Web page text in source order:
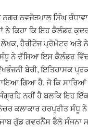
ਨਗਰ ਨਵਜੋਤਪਾਲ ਸਿੰਘ
ਨੇ ਕਿਹਾ ਕਿ ਇਹ ਕੈਲੰਡਰ
ਹੈਰੀਟੇਜ ਪ੍ਰੋਮੋਟਰ ਅਤੇ
ਨੇ ਦੱਸਿਆ ਇਸ ਕੈਲੰਡਰ ਵਿੱਚ
ਬੇਰੀ, ਇਤਿਹਾਸਕ
ਗਿਆ ਹੈ, ਜੋ ਕਿ
ਸੰਗ੍ਰਹਿ ਨਹੀਂ ਹੈ ਬਲਕਿ ਇਹ
ਕਲਾਕਾਰ ਹਰਪ੍ਰੀਤ ਸੰਧੂ ਨੇ
ਗੁੱਡ ਗਵਰਨੈਂਸ ਫੈਲੋ ਸੰਜਨਾ